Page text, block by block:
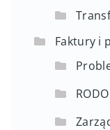
Faktury i
RODO